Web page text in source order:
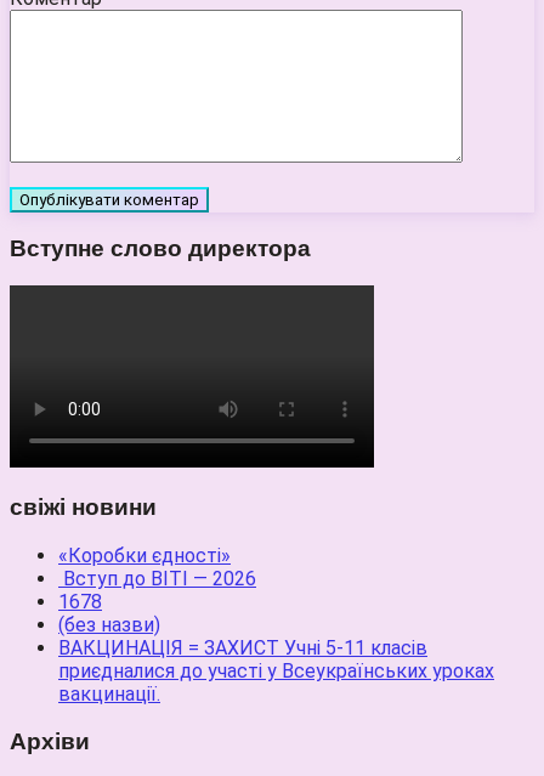
Вступне слово директора
свіжі новини
«Коробки єдності»
Вступ до ВІТІ — 2026
1678
(без назви)
ВАКЦИНАЦІЯ = ЗАХИСТ Учні 5-11 класів
приєдналися до участі у Всеукраїнських уроках
вакцинації.
Архіви